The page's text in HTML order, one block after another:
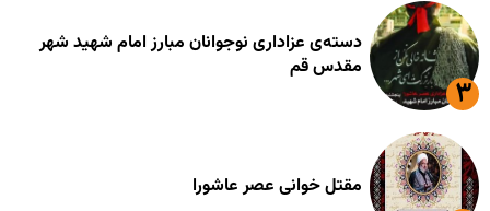
دسته‌ی عزاداری نوجوانان مبارز امام شهید شهر
مقدس قم
مقتل خوانی عصر عاشورا